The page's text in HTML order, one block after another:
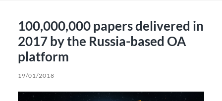
100,000,000 papers delivered in
2017 by the Russia-based OA
platform
19/01/2018